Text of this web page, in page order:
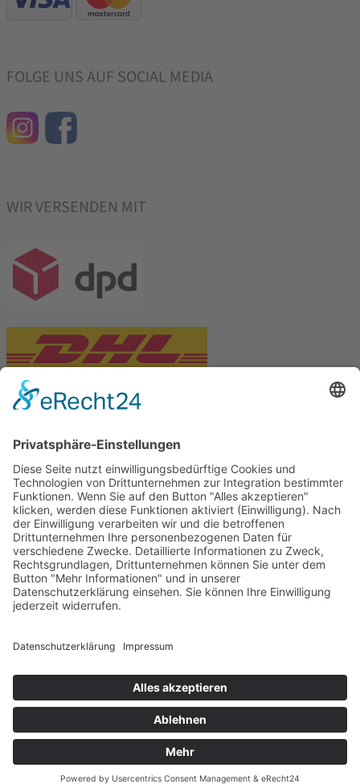
FOLGE UNS AUF SOCIAL MEDIA
WIR VERSENDEN MIT
Tekal – Textile Lebensqualität
Exklusive moderne & Orientteppiche
Feuerwerk XXL
Pyrotechnik online bestellen
© Stadtmühle Waldenbuch 2026
und Mühlenprodukte ·
Cookie-Einstellungen
Alle Preise inkl. der gesetzlichen MwSt.
Die durchgestrichenen Preise entsprechen dem bisherigen Preis in